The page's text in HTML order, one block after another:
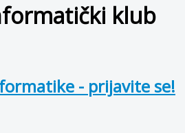
klub
- prijavite se!